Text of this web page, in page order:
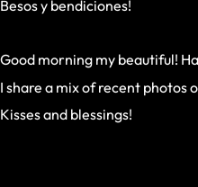
Besos y bendiciones!
Good morning my beautiful!
I share a mix of recent photos
Kisses and blessings!